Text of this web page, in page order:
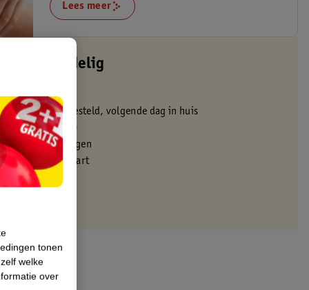
Lees meer
voordelig
de winkel
voor 22:00 uur besteld, volgende dag in huis
vanaf 50.00
binnen 30 dagen
je Kruidvat kaart
tonen
welke
over